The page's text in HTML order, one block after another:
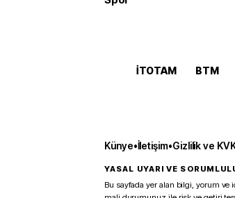
İTOTAM BTM
Künye•İletişim•Gizlilik ve
YASAL UYARI VE
Bu sayfada yer alan bilgi, yorum ve